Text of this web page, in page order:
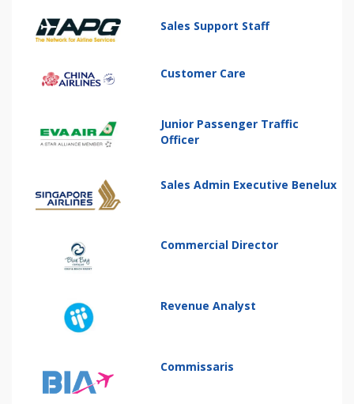
Sales Support Staff
Customer Care
Junior Passenger Traffic
Officer
Sales Admin Executive Benelux
Commercial Director
Revenue Analyst
Commissaris